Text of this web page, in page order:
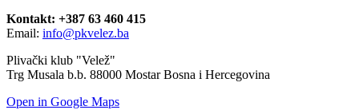
Kontakt: +387 63 460 415
Email: info@pkvelez.ba
Plivački klub "Velež"
Trg Musala b.b. 88000 Mostar Bosna i Hercegovina
Open in Google Maps